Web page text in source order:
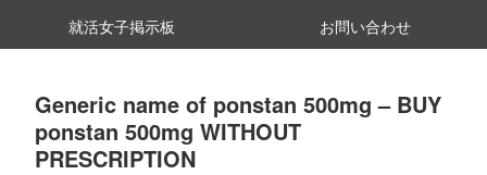
就活女子掲示板 お問い合わせ
Generic name of ponstan 500mg – BUY
ponstan 500mg WITHOUT
PRESCRIPTION